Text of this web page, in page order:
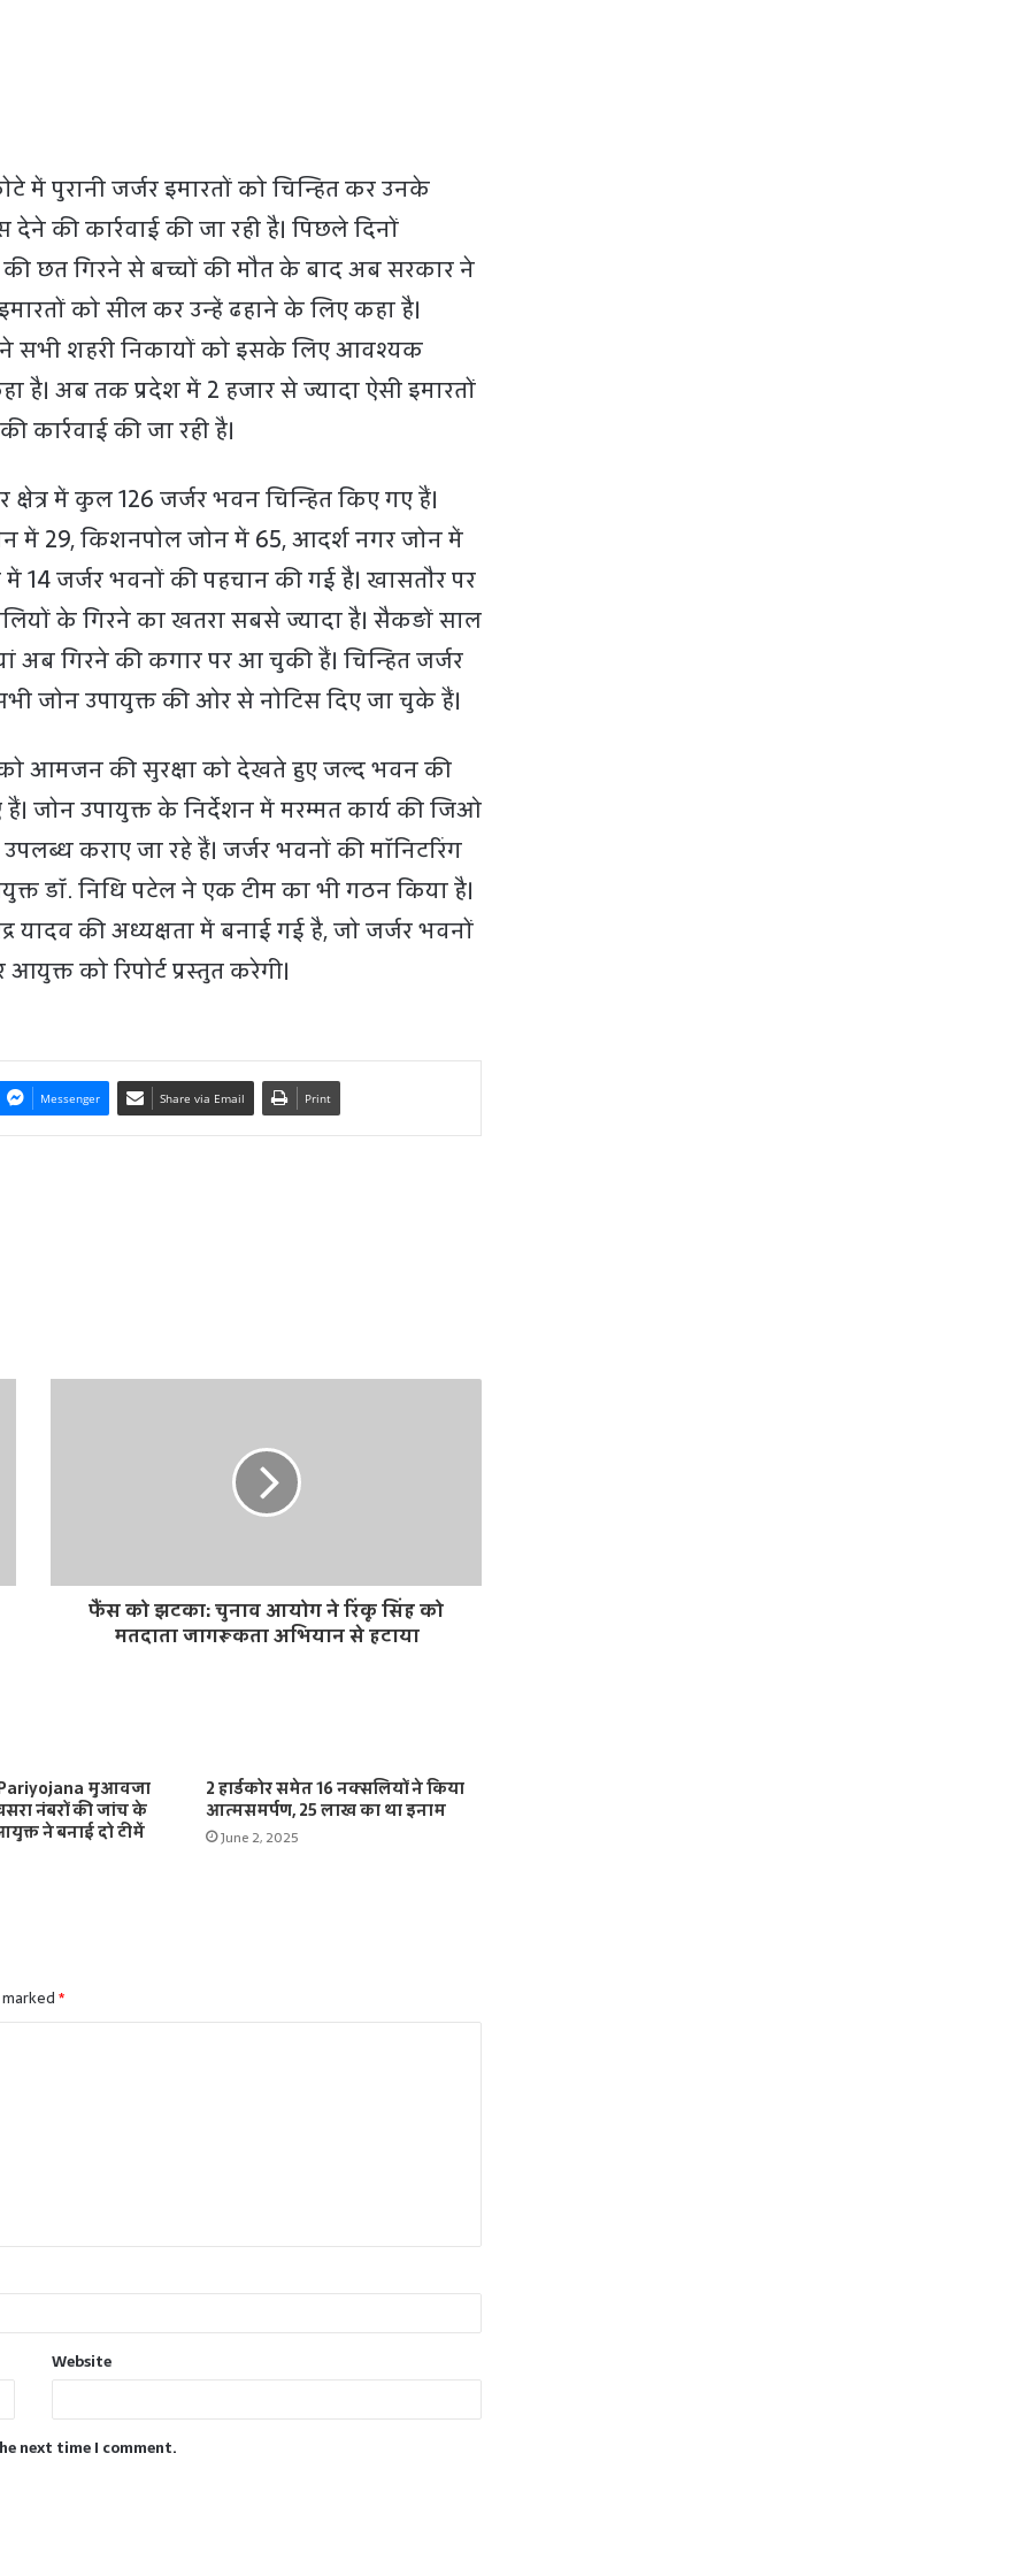
में पुरानी जर्जर इमारतों को चिन्हित कर उनके
की कार्रवाई की जा रही है। पिछले दिनों
छत गिरने से बच्चों की मौत के बाद अब सरकार ने
को सील कर उन्हें ढहाने के लिए कहा है।
ने सभी शहरी निकायों को इसके लिए आवश्यक
है। अब तक प्रदेश में 2 हजार से ज्यादा ऐसी इमारतों
कार्रवाई की जा रही है।
में कुल 126 जर्जर भवन चिन्हित किए गए हैं।
में 29, किशनपोल जोन में 65, आदर्श नगर जोन में
14 जर्जर भवनों की पहचान की गई है। खासतौर पर
के गिरने का खतरा सबसे ज्यादा है। सैकड़ों साल
अब गिरने की कगार पर आ चुकी हैं। चिन्हित जर्जर
जोन उपायुक्त की ओर से नोटिस दिए जा चुके हैं।
आमजन की सुरक्षा को देखते हुए जल्द भवन की
हैं। जोन उपायुक्त के निर्देशन में मरम्मत कार्य की जिओ
कराए जा रहे हैं। जर्जर भवनों की मॉनिटरिंग
डॉ. निधि पटेल ने एक टीम का भी गठन किया है।
यादव की अध्यक्षता में बनाई गई है, जो जर्जर भवनों
को रिपोर्ट प्रस्तुत करेगी।
Messenger Share via Email Print
फैंस को झटका: चुनाव आयोग ने रिंकू सिंह को
मतदाता जागरूकता अभियान से हटाया
मुआवजा
नंबरों की जांच के
ने बनाई दो टीमें
2 हार्डकोर समेत 16 नक्सलियों ने किया
आत्मसमर्पण, 25 लाख का था इनाम
June 2, 2025
*
Website
next time I comment.